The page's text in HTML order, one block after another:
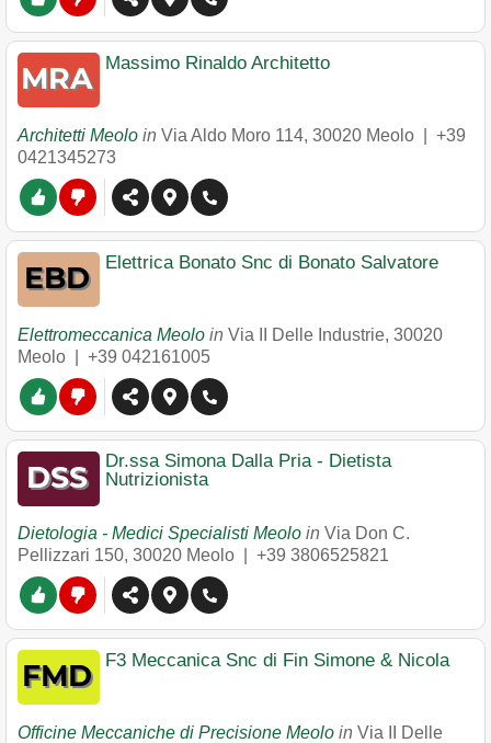
Massimo Rinaldo Architetto
Architetti Meolo in Via Aldo Moro 114, 30020 Meolo
+39
0421345273
Elettrica Bonato Snc di Bonato Salvatore
Elettromeccanica Meolo in Via II Delle Industrie, 30020
Meolo
+39 042161005
Dr.ssa Simona Dalla Pria - Dietista
Nutrizionista
Dietologia - Medici Specialisti Meolo in Via Don C.
Pellizzari 150, 30020 Meolo +39 3806525821
F3 Meccanica Snc di Fin Simone & Nicola
Officine Meccaniche di Precisione Meolo in Via II Delle